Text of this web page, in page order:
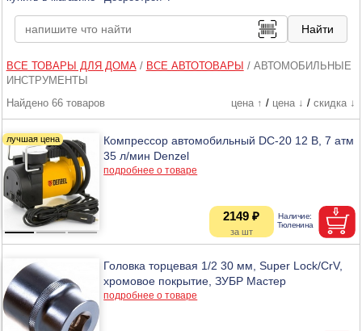
ВСЕ ТОВАРЫ ДЛЯ ДОМА/ ВСЕ АВТОТОВАРЫ / АВТОМОБИЛЬНЫЕ
ИНСТРУМЕНТЫ
Найдено 66 товаров
цена ↑ / цена ↓ / скидка ↓
Компрессор автомобильный DС-20 12 В, 7 атм
35 л/мин Denzel
подробнее о товаре
2149 ₽
Головка торцевая 1/2 30 мм, Super Lock/CrV,
хромовое покрытие, ЗУБР Мастер
подробнее о товаре